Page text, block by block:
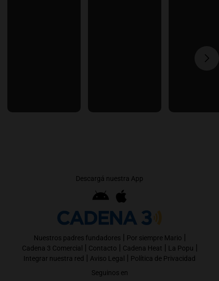
Descargá nuestra App
Nuestros padres fundadores | Por siempre Mario |
Cadena 3 Comercial | Contacto | Cadena Heat | La Popu |
Integrar nuestra red | Aviso Legal | Política de Privacidad
Seguinos en